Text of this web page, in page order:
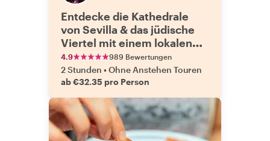
Entdecke die Kathedrale
von Sevilla & das jüdische
Viertel mit einem lokalen
Guide
4.9 989 Bewertungen
2 Stunden •Ohne Anstehen Touren
ab €32.35 pro Person